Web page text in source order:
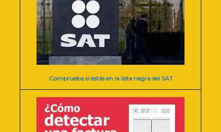
Comprueba si estás en la lista negra del SAT